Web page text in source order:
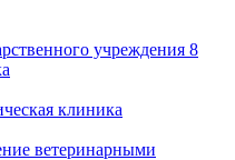
учреждения 8
клиника
ветеринарными